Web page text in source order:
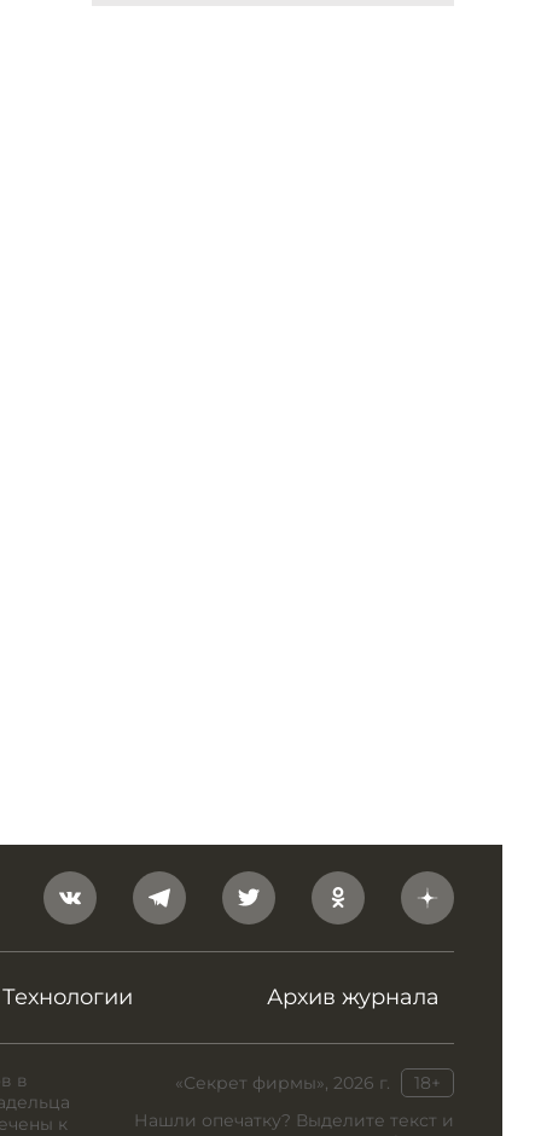
Технологии Архив журнала
«Секрет фирмы», 2026 г.
18+
Нашли опечатку? Выделите текст и
в
к